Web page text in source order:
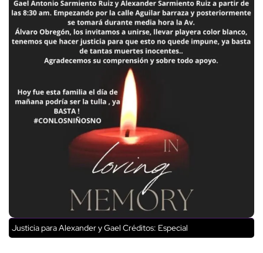
Justicia para Alexander y Gael Créditos: Especial